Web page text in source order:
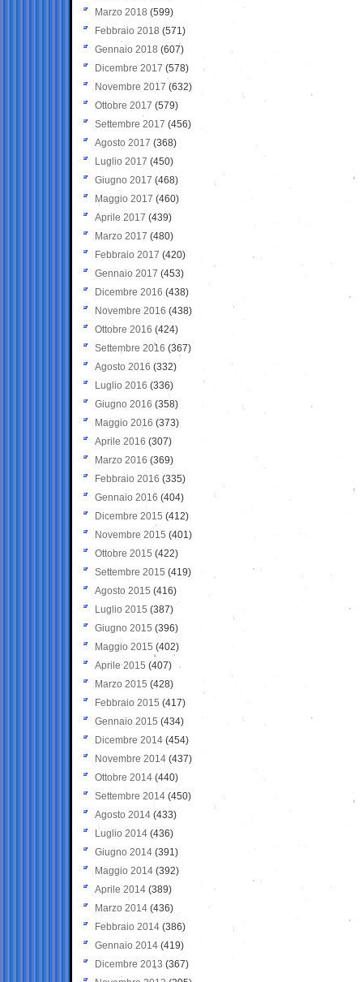
Marzo 2018 (599)
Febbraio 2018 (571)
Gennaio 2018 (607)
Dicembre 2017 (578)
Novembre 2017 (632)
Ottobre 2017 (579)
Settembre 2017 (456)
Agosto 2017 (368)
Luglio 2017 (450)
Giugno 2017 (468)
Maggio 2017 (460)
Aprile 2017 (439)
Marzo 2017 (480)
Febbraio 2017 (420)
Gennaio 2017 (453)
Dicembre 2016 (438)
Novembre 2016 (438)
Ottobre 2016 (424)
Settembre 2016 (367)
Agosto 2016 (332)
Luglio 2016 (336)
Giugno 2016 (358)
Maggio 2016 (373)
Aprile 2016 (307)
Marzo 2016 (369)
Febbraio 2016 (335)
Gennaio 2016 (404)
Dicembre 2015 (412)
Novembre 2015 (401)
Ottobre 2015 (422)
Settembre 2015 (419)
Agosto 2015 (416)
Luglio 2015 (387)
Giugno 2015 (396)
Maggio 2015 (402)
Aprile 2015 (407)
Marzo 2015 (428)
Febbraio 2015 (417)
Gennaio 2015 (434)
Dicembre 2014 (454)
Novembre 2014 (437)
Ottobre 2014 (440)
Settembre 2014 (450)
Agosto 2014 (433)
Luglio 2014 (436)
Giugno 2014 (391)
Maggio 2014 (392)
Aprile 2014 (389)
Marzo 2014 (436)
Febbraio 2014 (386)
Gennaio 2014 (419)
Dicembre 2013 (367)